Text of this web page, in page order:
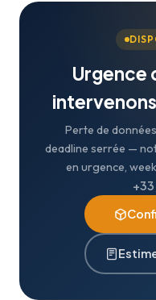
Urgence
Perte de
deadline serrée —
en urgence,
+33